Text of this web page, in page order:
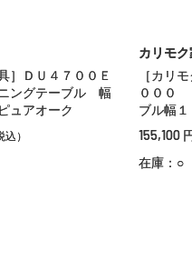
］ＤＵ４７００Ｅ
ングテーブル 幅
ュアオーク
込）
カリモ
［カリ
０００
ブル幅
155,100 円
在庫：○